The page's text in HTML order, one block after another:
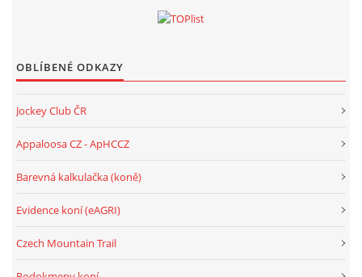
OBLÍBENÉ ODKAZY
Jockey Club ČR
Appaloosa CZ - ApHCCZ
Barevná kalkulačka (koně)
Evidence koní (eAGRI)
Czech Mountain Trail